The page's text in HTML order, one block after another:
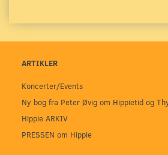
ARTIKLER
Koncerter/Events
Ny bog fra Peter Øvig om Hippietid og
Hippie ARKIV
PRESSEN om Hippie